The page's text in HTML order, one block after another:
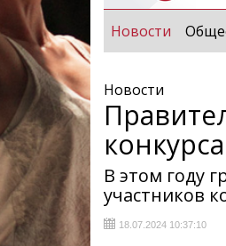
Новости
Новости
В этом году
участников
18.07.2024 10:37:10